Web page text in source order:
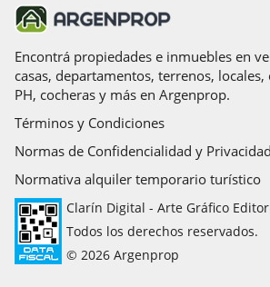
Encontrá propiedades e inmuebles en
casas, departamentos, terrenos,
PH, cocheras y más en Argenprop.
Términos y Condiciones
Normas de Confidencialidad y Privacidad
Normativa alquiler temporario turístico
Clarín Digital - Arte Gráfico
Todos los derechos reservados.
© 2026 Argenprop